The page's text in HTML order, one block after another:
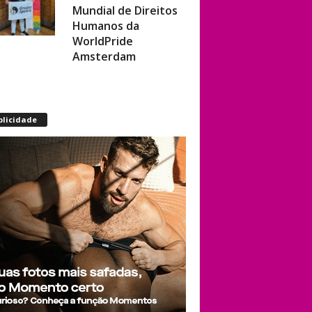
Humanos da
WorldPride
Amsterdam
de racismo,
homofobia e
transfobia: “Não
toleramos”
Ratinho constrange
cantor sertanejo
com comentário
homofóbico ao vivo
no SBT: “Você está
com uma cara de